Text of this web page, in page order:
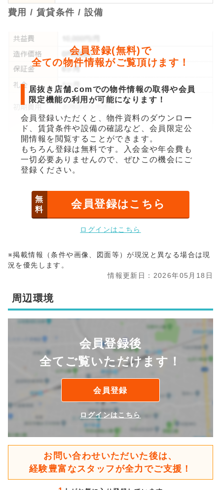
費用 / 賃貸条件 / 設備
会員登録(無料)で
全ての物件情報がご覧頂けます！
居抜き店舗.comでの物件情報の取得や会員
限定機能の利用が可能になります！
会員登録いただくと、物件資料のダウンロー
ド、賃貸条件や設備の確認など、会員限定公
開情報を閲覧することができます。
もちろん登録は無料です。入会金や年会費も
一切必要ありませんので、ぜひこの機会にご
登録ください。
無
料
会員登録はこちら
ログインはこちら
※掲載情報（条件や画像、図面等）が現況と異なる場合は現
況を優先します。
情報更新日：2026年05月18日
周辺環境
会員登録後
全てご覧いただけます！
会員登録
ログインはこちら
お問い合わせいただいた後は、
経験豊富なスタッフが全力でご支援！